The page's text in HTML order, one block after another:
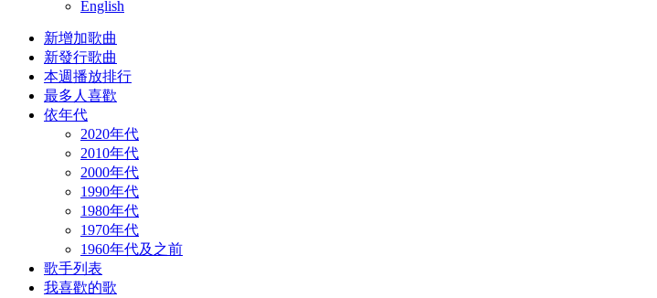
English
新增加歌曲
新發行歌曲
本週播放排行
最多人喜歡
依年代
2020年代
2010年代
2000年代
1990年代
1980年代
1970年代
1960年代及之前
歌手列表
我喜歡的歌